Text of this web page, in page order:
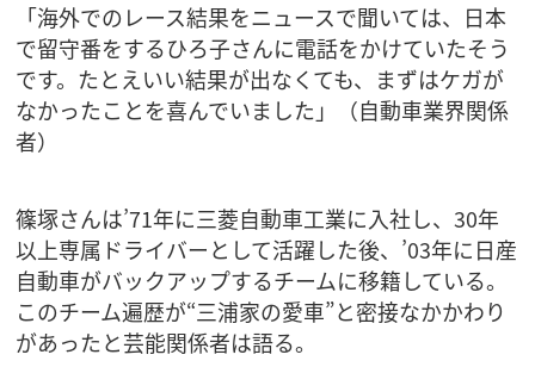
「海外でのレース結果をニュースで聞いては、日本
で留守番をするひろ子さんに電話をかけていたそう
です。たとえいい結果が出なくても、まずはケガが
なかったことを喜んでいました」（自動車業界関係
者）
篠塚さんは’71年に三菱自動車工業に入社し、30年
以上専属ドライバーとして活躍した後、’03年に日産
自動車がバックアップするチームに移籍している。
このチーム遍歴が“三浦家の愛車”と密接なかかわり
があったと芸能関係者は語る。